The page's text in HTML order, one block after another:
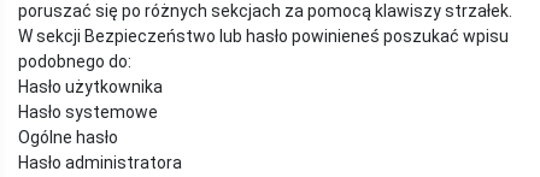
poruszać się po różnych sekcjach za pomocą klawiszy strzałek.
W sekcji Bezpieczeństwo lub hasło powinieneś poszukać wpisu
podobnego do:
Hasło użytkownika
Hasło systemowe
Ogólne hasło
Hasło administratora